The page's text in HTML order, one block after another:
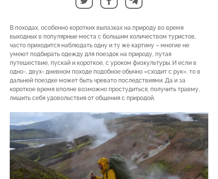
В походах, особенно коротких вылазках на природу во время
выходных в популярные места с большим количеством туристов,
часто приходится наблюдать одну и ту же картину – многие не
умеют подбирать одежду для поездок на природу, путая
путешествие, пускай и короткое, с уроком физкультуры. И если в
одно-, двух- дневном походе подобное обычно «сходит с рук», то в
дальней поездке может быть чревато последствиями. Да и за
короткое время вполне возможно простудиться, получить травму,
лишить себя удовольствия от общения с природой.